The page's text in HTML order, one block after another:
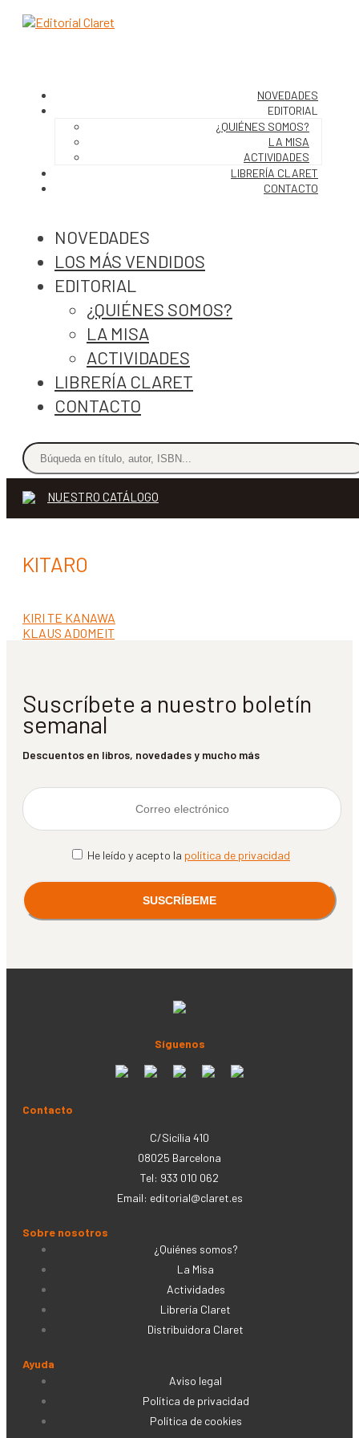
NOVEDADES
EDITORIAL
¿QUIÉNES SOMOS?
LA MISA
ACTIVIDADES
LIBRERÍA CLARET
CONTACTO
NOVEDADES
LOS MÁS VENDIDOS
EDITORIAL
¿QUIÉNES SOMOS?
LA MISA
ACTIVIDADES
LIBRERÍA CLARET
CONTACTO
NUESTRO CATÁLOGO
KITARO
Navegación
de
Anterior:
KIRI TE KANAWA
Siguiente:
KLAUS ADOMEIT
Suscríbete a nuestro boletín
semanal
Descuentos en libros, novedades y mucho más
He leído y acepto la política de privacidad
Síguenos
Contacto
C/Sicília 410
08025 Barcelona
Tel: 933 010 062
Email: editorial@claret.es
Sobre nosotros
¿Quiénes somos?
La Misa
Actividades
Librería Claret
Distribuidora Claret
Ayuda
Aviso legal
Política de privacidad
Política de cookies